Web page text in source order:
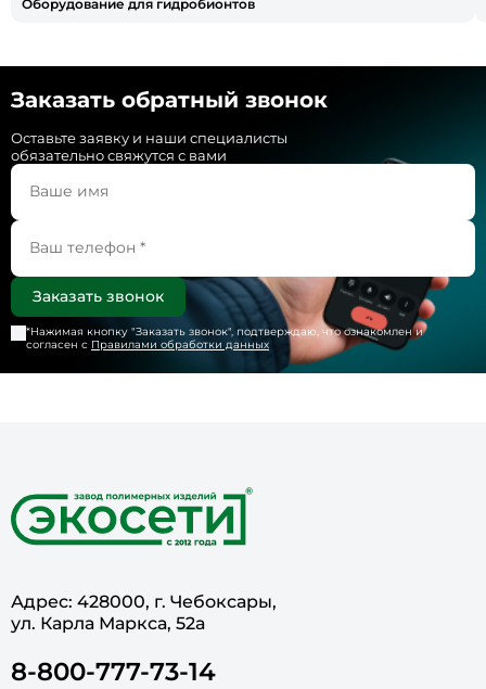
Оборудование для гидробионтов
Заказать обратный звонок
Оставьте заявку и наши специалисты
обязательно свяжутся с вами
*Нажимая кнопку "Заказать звонок", подтверждаю, что ознакомлен и
согласен с Правилами обработки данных
Адрес: 428000, г. Чебоксары,
ул. Карла Маркса, 52а
8-800-777-73-14